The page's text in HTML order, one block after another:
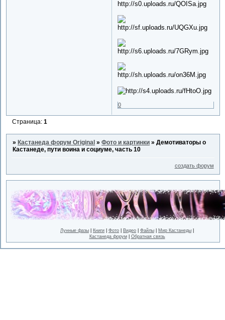
0
Страница:1
» Кастанеда форум Original »Фото и картинки »Демотиваторы о
Кастанеде, пути воина и социуме, часть 10
создать форум
Лунные фазы Книги Фото Видео Файлы Мир Кастанеды
Кастанеда форум| Обратная связь